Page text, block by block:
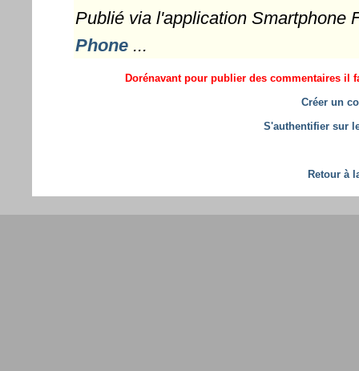
Publié via l'application Smartphone
Phone...
Dorénavant pour publier des commentaires il
Créer un
S'authentifier sur
Retour à